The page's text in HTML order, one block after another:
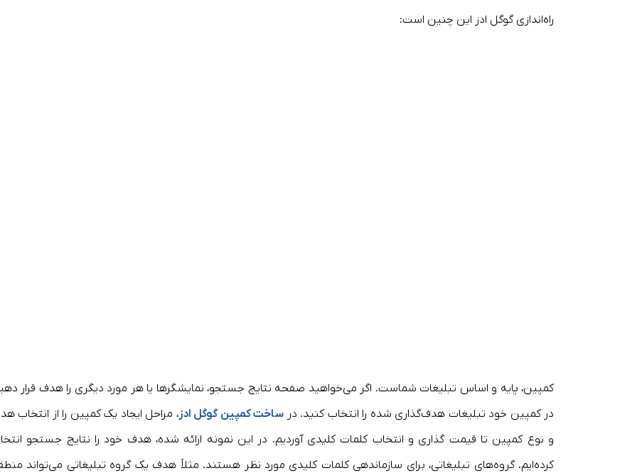
راه‌اندازی گوگل ادز این چنین است:
کمپین، پایه و اساس تبلیغات شماست. اگر می‌خواهید صفحه نتایج جستجو، نمایشگر‌ها یا هر مورد دیگری را هدف قرار
در کمپین خود تبلیغات هدف‌گذاری شده را انتخاب کنید. در ساخت کمپین گوگل ادز، مراحل ایجاد یک کمپین را از انتخاب
و نوع کمپین تا قیمت گذاری و انتخاب کلمات کلیدی آوردیم. در این نمونه ارائه شده، هدف خود را نتایج جستجو
کرده‌ایم. گروه‌های تبلیغاتی، برای سازماندهی کلمات کلیدی مورد نظر هستند. مثلاً هدف یک گروه تبلیغاتی می‌تواند